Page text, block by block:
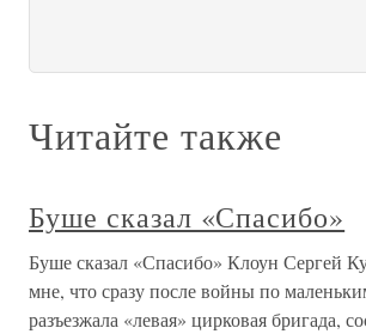
Читайте также
Буше сказал «Спасибо»
Буше сказал «Спасибо» Клоун Сергей
мне, что сразу после войны по
разъезжала «левая» цирковая бригада,